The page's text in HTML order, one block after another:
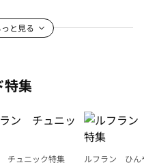
と見る
特集
チュニック特集 ルフラン ひん